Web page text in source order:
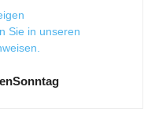
Sie in unseren